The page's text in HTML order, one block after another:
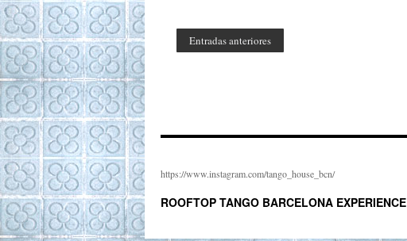
Entradas anteriores
https://www.instagram.com/tango_house_bcn/
ROOFTOP TANGO BARCELONA EXPERIENCE